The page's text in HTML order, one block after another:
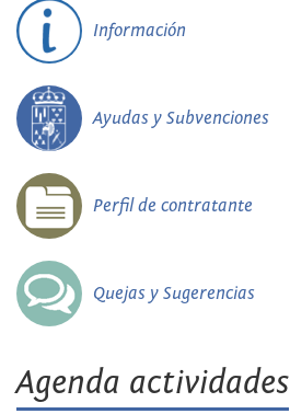
Información
Ayudas y Subvenciones
Perfil de contratante
Quejas y Sugerencias
Agenda actividades